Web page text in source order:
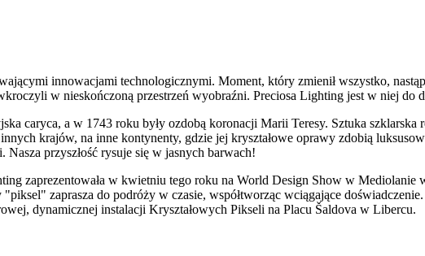
innowacjami technologicznymi. Moment, który zmienił wszystko,
w nieskończoną przestrzeń wyobraźni. Preciosa Lighting jest w niej do
caryca, a w 1743 roku były ozdobą koronacji Marii Teresy. Sztuka szklarska
krajów, na inne kontynenty, gdzie jej kryształowe oprawy zdobią
przyszłość rysuje się w jasnych barwach!
zaprezentowała w kwietniu tego roku na World Design Show w Mediolanie
zaprasza do podróży w czasie, współtworząc wciągające
dynamicznej instalacji Kryształowych Pikseli na Placu Šaldova w Libercu.